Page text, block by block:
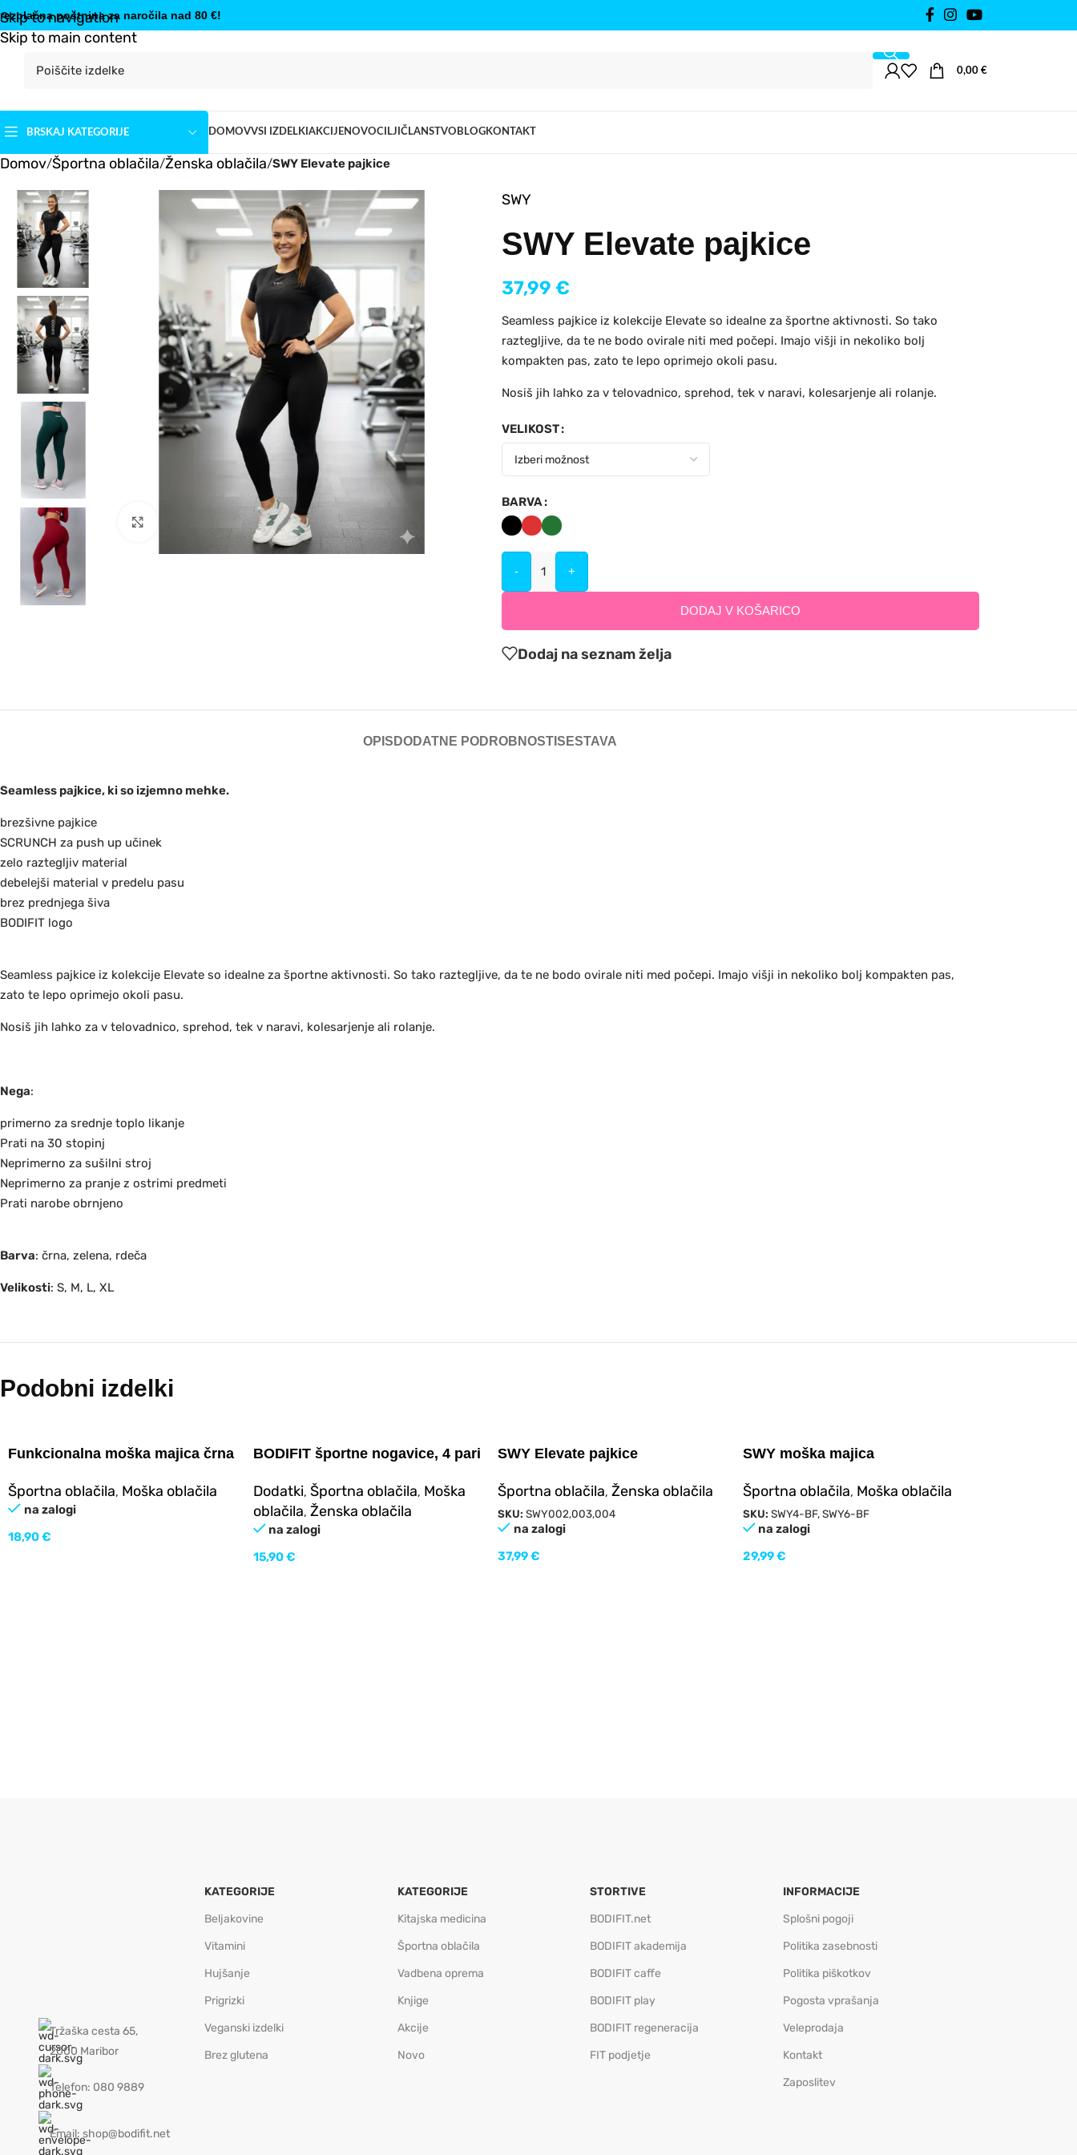
Skip to navigation
Skip to main content
poštnina za naročila nad 80 €!
0,00 €
BRSKAJ KATEGORIJE DOMOVVSI IZDELKI AKCIJENOVOCILJI ČLANSTVO BLOGKONTAKT
Domov/Športna oblačila/Ženska oblačila/SWY Elevate pajkice
Kliknite za povečavo
SWY
SWY Elevate pajkice
37,99 €
Seamless pajkice iz kolekcije Elevate so idealne za športne aktivnosti. So tako
raztegljive, da te ne bodo ovirale niti med počepi. Imajo višji in nekoliko bolj
kompakten pas, zato te lepo oprimejo okoli pasu.
Nosiš jih lahko za v telovadnico, sprehod, tek v naravi, kolesarjenje ali rolanje.
VELIKOST
BARVA
- +
DODAJ V KOŠARICO
Dodaj na seznam želja
OPIS DODATNE PODROBNOSTI SESTAVA
Seamless pajkice, ki so izjemno mehke.
brezšivne pajkice
SCRUNCH za push up učinek
zelo raztegljiv material
debelejši material v predelu pasu
brez prednjega šiva
BODIFIT logo
Seamless pajkice iz kolekcije Elevate so idealne za športne aktivnosti. So tako raztegljive, da te ne bodo ovirale niti med počepi. Imajo višji in nekoliko bolj kompakten pas,
zato te lepo oprimejo okoli pasu.
Nosiš jih lahko za v telovadnico, sprehod, tek v naravi, kolesarjenje ali rolanje.
Nega:
primerno za srednje toplo likanje
Prati na 30 stopinj
Neprimerno za sušilni stroj
Neprimerno za pranje z ostrimi predmeti
Prati narobe obrnjeno
Barva: črna, zelena, rdeča
Velikosti: S, M, L, XL
Podobni izdelki
Funkcionalna moška majica črna
Športna oblačila, Moška oblačila
na zalogi
18,90€
BODIFIT športne nogavice, 4 pari
Dodatki, Športna oblačila, Moška
oblačila, Ženska oblačila
na zalogi
15,90€
SWY Elevate pajkice
Športna oblačila, Ženska oblačila
SKU: SWY002,003,004
na zalogi
37,99€
SWY moška majica
Športna oblačila, Moška oblačila
SKU: SWY4-BF, SWY6-BF
na zalogi
29,99€
Tržaška cesta 65,
2000 Maribor
Telefon: 080 9889
Email: shop@bodifit.net
KATEGORIJE
Beljakovine
Vitamini
Hujšanje
Prigrizki
Veganski izdelki
Brez glutena
KATEGORIJE
Kitajska medicina
Športna oblačila
Vadbena oprema
Knjige
Akcije
Novo
STORTIVE
BODIFIT.net
BODIFIT akademija
BODIFIT caffe
BODIFIT play
BODIFIT regeneracija
FIT podjetje
INFORMACIJE
Splošni pogoji
Politika zasebnosti
Politika piškotkov
Pogosta vprašanja
Veleprodaja
Kontakt
Zaposlitev